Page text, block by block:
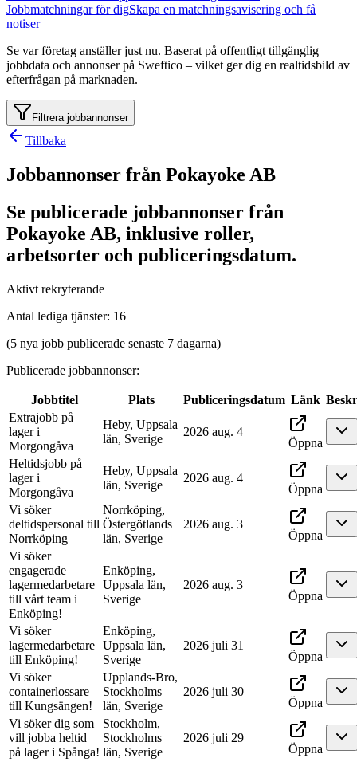
Jobbmatchningar för digSkapa en matchningsavisering och få
notiser
Se var företag anställer just nu. Baserat på offentligt tillgänglig
jobbdata och annonser på Sweftico – vilket ger dig en realtidsbild av
efterfrågan på marknaden.
Filtrera jobbannonser
Tillbaka
Jobbannonser från Pokayoke AB
Se publicerade jobbannonser från
Pokayoke AB, inklusive roller,
arbetsorter och publiceringsdatum.
Aktivt rekryterande
Antal lediga tjänster: 16
(5 nya jobb publicerade senaste 7 dagarna)
Publicerade jobbannonser:
Jobbtitel Plats Publiceringsdatum Länk
Extrajobb på
lager i
Morgongåva
Heby, Uppsala
län, Sverige
2026 aug. 4
Öppna
Heltidsjobb på
lager i
Morgongåva
Heby, Uppsala
län, Sverige
2026 aug. 4
Öppna
Vi söker
deltidspersonal till
Norrköping
Norrköping,
Östergötlands
län, Sverige
2026 aug. 3
Öppna
Vi söker
engagerade
lagermedarbetare
till vårt team i
Enköping!
Enköping,
Uppsala län,
Sverige
2026 aug. 3
Öppna
Vi söker
lagermedarbetare
till Enköping!
Enköping,
Uppsala län,
Sverige
2026 juli 31
Öppna
Vi söker
containerlossare
till Kungsängen!
Upplands-Bro,
Stockholms
län, Sverige
2026 juli 30
Öppna
Vi söker dig som
vill jobba heltid
på lager i Spånga!
Stockholm,
Stockholms
län, Sverige
2026 juli 29
Öppna